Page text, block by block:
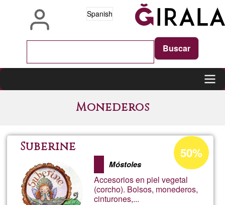
Spanish
Monederos
Suberine
Móstoles
Accesorios en piel vegetal
(corcho). Bolsos, monederos,
cinturones,...
Porcentaje
de
aceptación
de
50%